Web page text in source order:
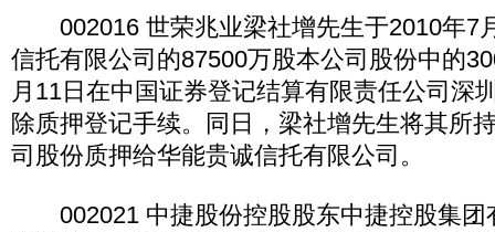
002016 世荣兆业梁社增先生于2010年7
信托有限公司的87500万股本公司股份中的
月11日在中国证券登记结算有限责任公司深
除质押登记手续。同日，梁社增先生将其所
司股份质押给华能贵诚信托有限公司。
002021 中捷股份控股股东中捷控股集团